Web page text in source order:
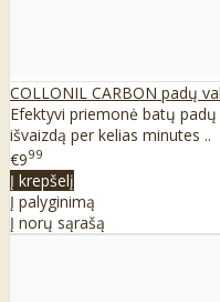
COLLONIL CARBON padų
Efektyvi priemonė batų
išvaizdą per kelias minutes ..
€999
Į krepšelį
Į palyginimą
Į norų sąrašą